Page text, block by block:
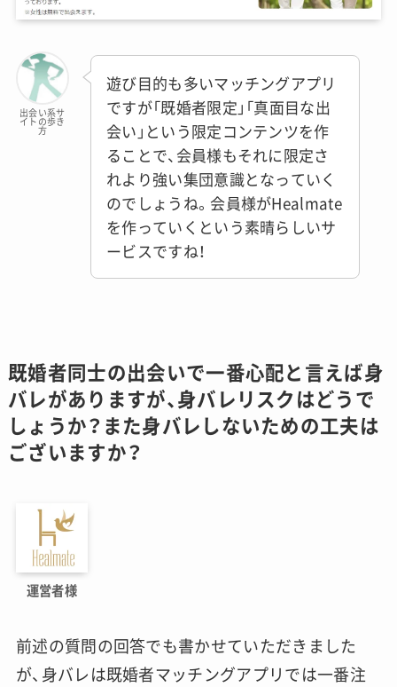
出会い系サ
イトの歩き
方
遊び目的も多いマッチングアプリ
ですが「既婚者限定」「真面目な出
会い」という限定コンテンツを作
ることで、会員様もそれに限定さ
れより強い集団意識となっていく
のでしょうね。会員様がHealmate
を作っていくという素晴らしいサ
ービスですね！
既婚者同士の出会いで一番心配と言えば身
バレがありますが、身バレリスクはどうで
しょうか？また身バレしないための工夫は
ございますか？
運営者様
前述の質問の回答でも書かせていただきました
が、身バレは既婚者マッチングアプリでは一番注